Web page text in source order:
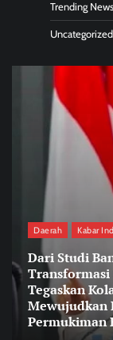
Trending News
Uncategorized
Daerah Kabar
Dari Studi
Transformasi
Tegaskan
Mewujudkan
Permukiman